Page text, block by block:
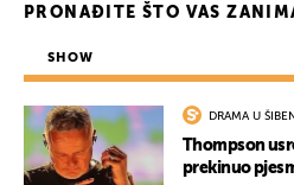
PRONAĐITE ŠTO VAS
SHOW
DRAMA U
Thompson
prekinuo